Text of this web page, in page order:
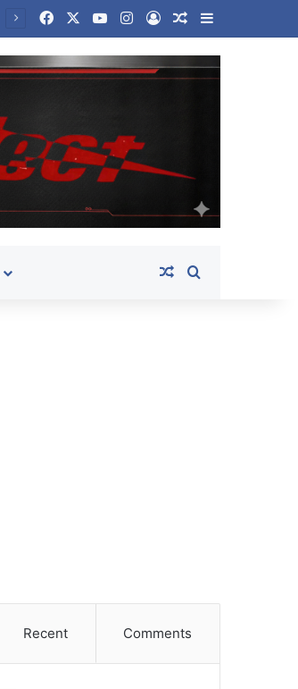
FacebookYouTubeInstagram
Log InRandom Article
Sidebar
Random Article
Recent Comments